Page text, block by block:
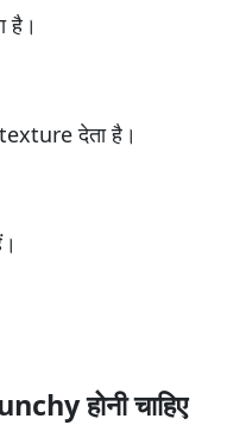
है।
देता है।
होनी चाहिए